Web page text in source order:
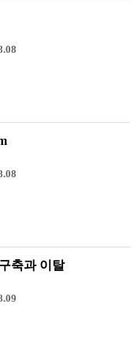
축과 이탈